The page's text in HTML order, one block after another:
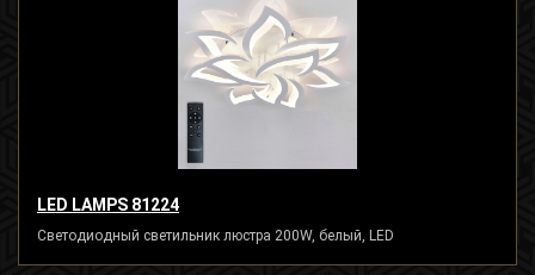
LED LAMPS 81224
Светодиодный светильник люстра 200W, белый, LED